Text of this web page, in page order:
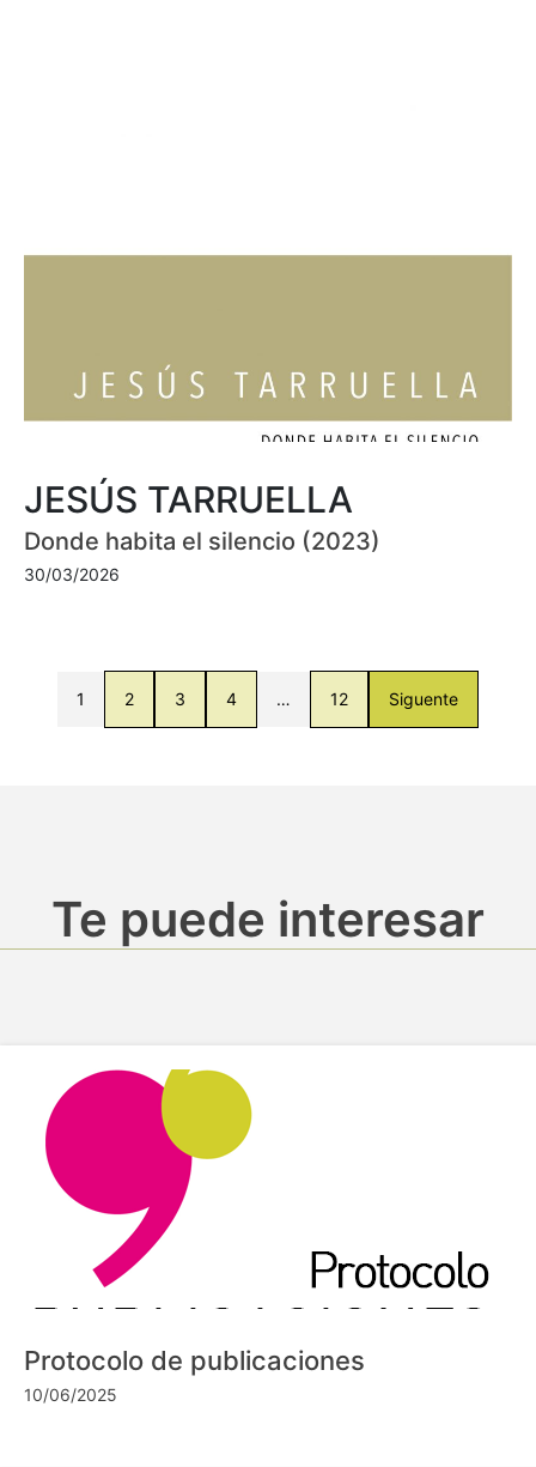
JESÚS TARRUELLA
Donde habita el silencio (2023)
30/03/2026
1 2 3 4 … 12 Siguente
Te puede interesar
Protocolo de publicaciones
10/06/2025